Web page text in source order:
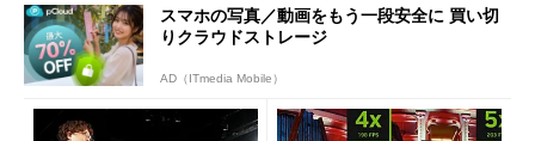
スマホの写真／動画をもう一段安全に 買い切
りクラウドストレージ
AD（ITmedia Mobile）